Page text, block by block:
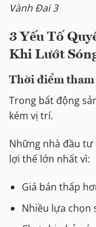
Vành Đai 3
3 Yếu Tố
Khi Lướt
Thời điểm
Trong bất động
kém vị trí.
Những nhà đầu
lợi thế lớn nhất vì:
Giá bán thấp
Nhiều lựa chọn